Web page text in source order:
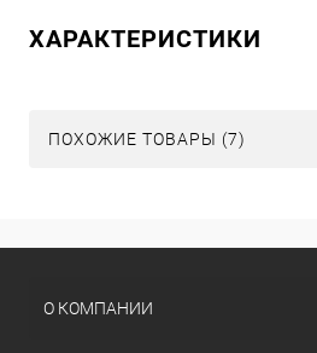
ХАРАКТЕРИСТИКИ
ПОХОЖИЕ ТОВАРЫ (7)
О КОМПАНИИ